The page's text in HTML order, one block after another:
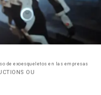
de exoesqueletos en las empresas
OU